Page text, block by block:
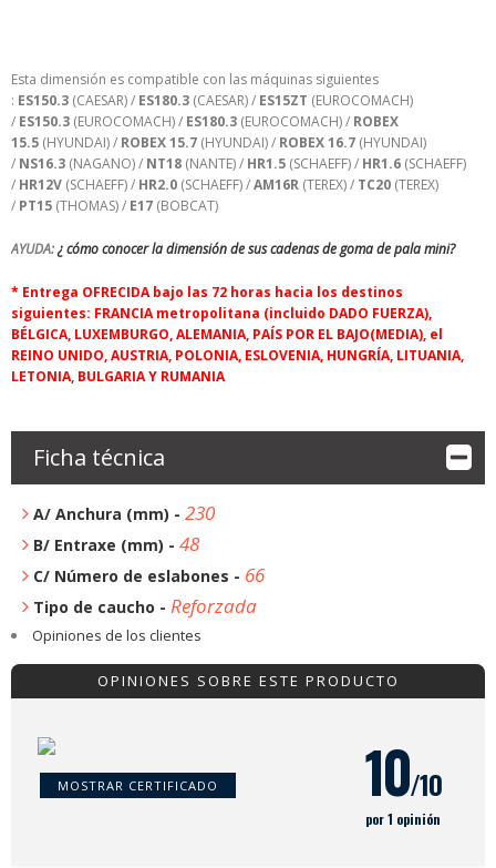
Esta dimensión es compatible con las máquinas siguientes
: ES150.3(CAESAR) / ES180.3(CAESAR) / ES15ZT (EUROCOMACH)
/ ES150.3(EUROCOMACH) / ES180.3(EUROCOMACH) / ROBEX
15.5(HYUNDAI) / ROBEX 15.7(HYUNDAI) / ROBEX 16.7(HYUNDAI)
/ NS16.3(NAGANO) / NT18(NANTE) / HR1.5(SCHAEFF) / HR1.6(SCHAEFF)
/ HR12V(SCHAEFF) / HR2.0(SCHAEFF) /AM16R(TEREX) / TC20(TEREX)
/ PT15(THOMAS) / E17(BOBCAT)
AYUDA:¿ cómo conocer la dimensión de sus cadenas de goma de pala mini?
* Entrega OFRECIDA bajo las 72 horas hacia los destinos
siguientes: FRANCIA metropolitana (incluido DADO FUERZA),
BÉLGICA, LUXEMBURGO, ALEMANIA, PAÍS POR EL BAJO(MEDIA), el
REINO UNIDO, AUSTRIA, POLONIA, ESLOVENIA, HUNGRÍA, LITUANIA,
LETONIA, BULGARIA Y RUMANIA
Ficha técnica
A/ Anchura (mm) - 230
B/ Entraxe (mm) - 48
C/ Número de eslabones - 66
Tipo de caucho - Reforzada
Opiniones de los clientes
OPINIONES SOBRE ESTE PRODUCTO
MOSTRAR CERTIFICADO 10/10
por 1 opinión